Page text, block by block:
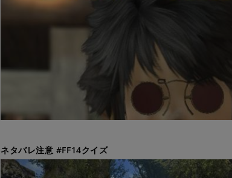
ネタバレ注意 #FF14クイズ